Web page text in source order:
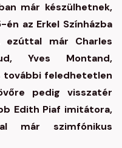
már készülhetnek,
én az Erkel Színházba
ezúttal már Charles
Yves Montand,
további feledhetetlen
pedig visszatér
Edith Piaf imitátora,
már szimfónikus